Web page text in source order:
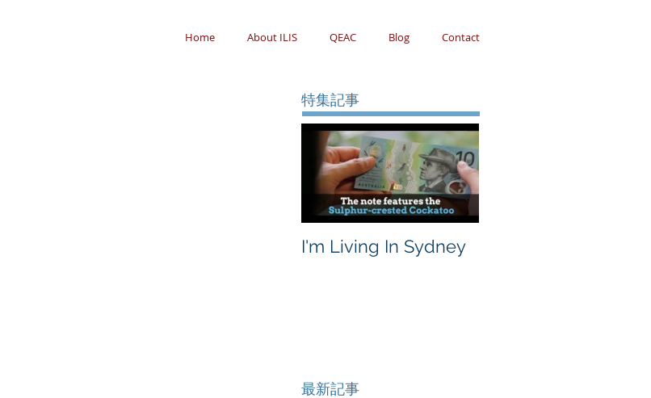
Home About ILIS QEAC Blog Contact
特集記事
I'm Living In Sydney
最新記事